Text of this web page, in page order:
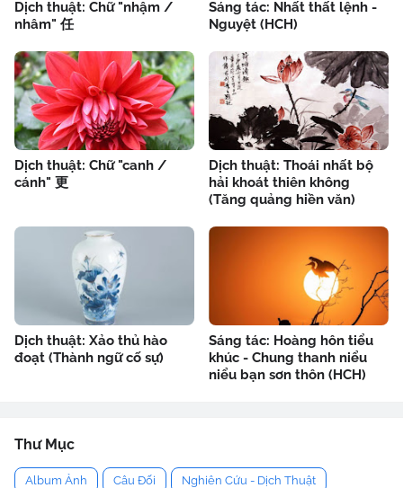
Dịch thuật: Chữ "nhậm /
nhâm" 任
Sáng tác: Nhất thất lệnh -
Nguyệt (HCH)
Dịch thuật: Chữ "canh /
cánh" 更
Dịch thuật: Thoái nhất bộ
hải khoát thiên không
(Tăng quảng hiền văn)
Dịch thuật: Xảo thủ hào
đoạt (Thành ngữ cố sự)
Sáng tác: Hoàng hôn tiểu
khúc - Chung thanh niểu
niểu bạn sơn thôn (HCH)
Thư Mục
Album Ảnh Câu Đối Nghiên Cứu - Dịch Thuật